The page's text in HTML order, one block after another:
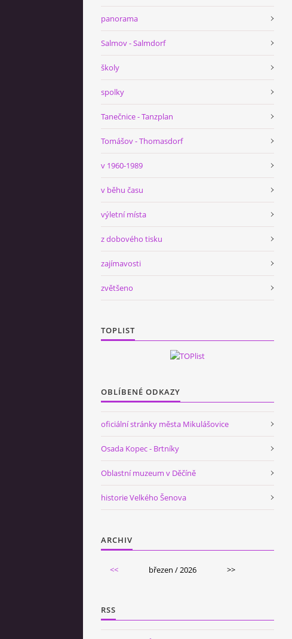
panorama
Salmov - Salmdorf
školy
spolky
Tanečnice - Tanzplan
Tomášov - Thomasdorf
v 1960-1989
v běhu času
výletní místa
z dobového tisku
zajímavosti
zvětšeno
TOPLIST
OBLÍBENÉ ODKAZY
oficiální stránky města Mikulášovice
Osada Kopec - Brtníky
Oblastní muzeum v Děčíně
historie Velkého Šenova
ARCHIV
<< březen / 2026 >>
RSS